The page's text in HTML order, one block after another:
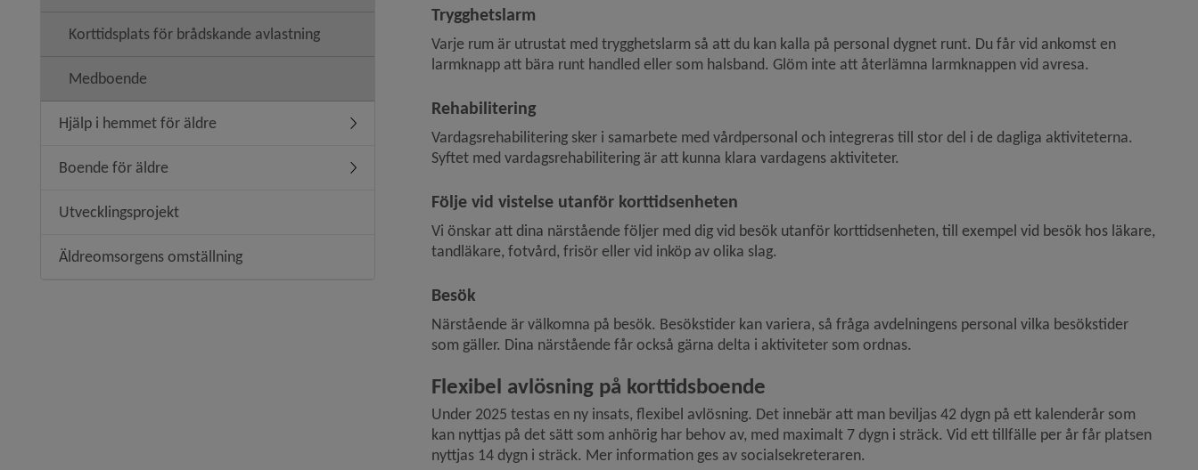
Korttidsplats för brådskande avlastning
Medboende
Hjälp i hemmet för äldre Undermeny för Hjälp i hemmet för äldre
Boende för äldre Undermeny för Boende för äldre
Utvecklingsprojekt
Äldreomsorgens omställning
Trygghetslarm
Varje rum är utrustat med trygghetslarm så att du kan kalla på personal dygnet runt. Du får vid ankomst en
larmknapp att bära runt handled eller som halsband. Glöm inte att återlämna larmknappen vid avresa.
Rehabilitering
Vardagsrehabilitering sker i samarbete med vårdpersonal och integreras till stor del i de dagliga aktiviteterna.
Syftet med vardagsrehabilitering är att kunna klara vardagens aktiviteter.
Följe vid vistelse utanför korttidsenheten
Vi önskar att dina närstående följer med dig vid besök utanför korttidsenheten, till exempel vid besök hos läkare,
tandläkare, fotvård, frisör eller vid inköp av olika slag.
Besök
Närstående är välkomna på besök. Besökstider kan variera, så fråga avdelningens personal vilka besökstider
som gäller. Dina närstående får också gärna delta i aktiviteter som ordnas.
Flexibel avlösning på korttidsboende
Under 2025 testas en ny insats, flexibel avlösning. Det innebär att man beviljas 42 dygn på ett kalenderår som
kan nyttjas på det sätt som anhörig har behov av, med maximalt 7 dygn i sträck. Vid ett tillfälle per år får platsen
nyttjas 14 dygn i sträck. Mer information ges av socialsekreteraren.